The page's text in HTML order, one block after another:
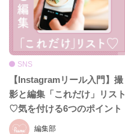
編集部
SNS
【Instagramリール入門】撮
影と編集「これだけ」リスト
♡気を付ける6つのポイント
をご紹介！